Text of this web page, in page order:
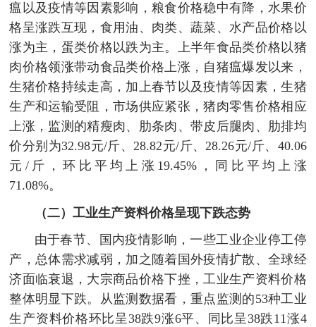
瘟以及疫情等因素影响，粮食价格稳中有降，水果价
格呈涨跌互现，食用油、肉类、蔬菜、水产品价格以
涨为主，蛋类价格以跌为主。上半年食品类价格以猪
肉价格领涨带动食品类价格上涨，自猪瘟爆发以来，
生猪价格持续走高，加上春节以及疫情等因素，生猪
生产和运输受阻，市场供应紧张，猪肉零售价格相应
上涨，监测的精瘦肉、肋条肉、带皮后腿肉、肋排均
价分别为32.98元/斤、28.82元/斤、28.26元/斤、40.06
元/斤，环比平均上涨19.45%，同比平均上涨
71.08%。
（二）工业生产资料价格呈现下跌态势
由于春节、国内疫情影响，一些工业企业停工停
产，总体需求减弱，加之随着国外疫情扩散、全球经
济面临衰退，大宗商品价格下挫，工业生产资料价格
整体明显下跌。从监测数据看，重点监测的53种工业
生产资料价格环比呈38跌9涨6平、同比呈38跌11涨4